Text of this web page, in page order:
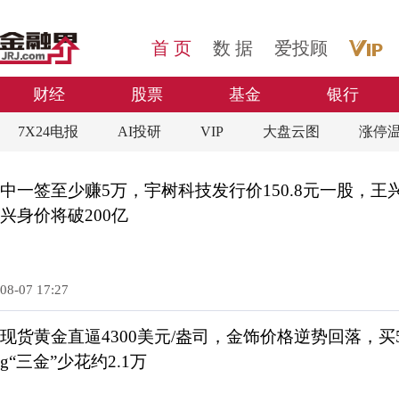
每日财经
首 页 数 据 爱投顾
财经 股票 基金 银行
7X24电报 AI投研 VIP 大盘云图 涨停
中一签至少赚5万，宇树科技发行价150.8元一股，王
兴身价将破200亿
08-07 17:27
现货黄金直逼4300美元/盎司，金饰价格逆势回落，买
g“三金”少花约2.1万